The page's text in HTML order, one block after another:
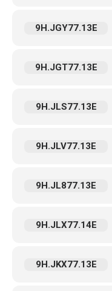
9H.JGY77.13E
9H.JGT77.13E
9H.JLS77.13E
9H.JLV77.13E
9H.JL877.13E
9H.JLX77.14E
9H.JKX77.13E